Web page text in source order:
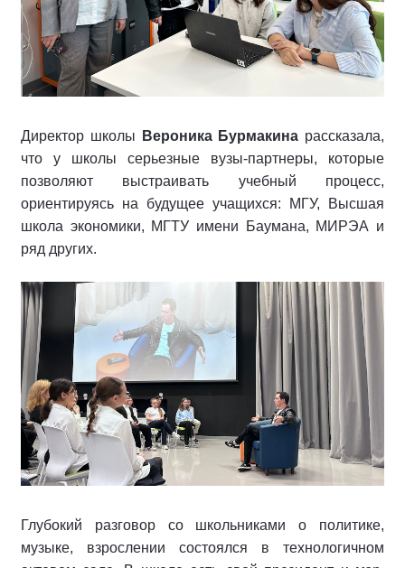
Директор школы Вероника Бурмакина рассказала,
что у школы серьезные вузы-партнеры, которые
позволяют выстраивать учебный процесс,
ориентируясь на будущее учащихся: МГУ, Высшая
школа экономики, МГТУ имени Баумана, МИРЭА и
ряд других.
Глубокий разговор со школьниками о политике,
музыке, взрослении состоялся в технологичном